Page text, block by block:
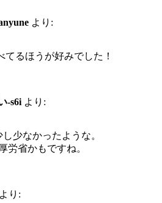
より:
るほうが好みでした！
-s6i より:
少なかったような。
労省かもですね。
より: